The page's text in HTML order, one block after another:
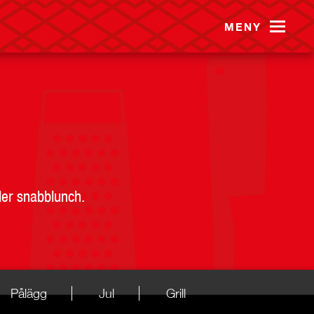
MENY
snabblunch.
Pålägg Jul Grill